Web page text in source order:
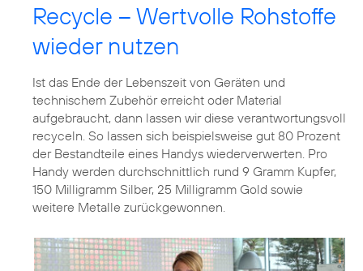
Recycle – Wertvolle Rohstoffe
wieder nutzen
Ist das Ende der Lebenszeit von Geräten und
technischem Zubehör erreicht oder Material
aufgebraucht, dann lassen wir diese verantwortungsvoll
recyceln. So lassen sich beispielsweise gut 80 Prozent
der Bestandteile eines Handys wiederverwerten. Pro
Handy werden durchschnittlich rund 9 Gramm Kupfer,
150 Milligramm Silber, 25 Milligramm Gold sowie
weitere Metalle zurückgewonnen.